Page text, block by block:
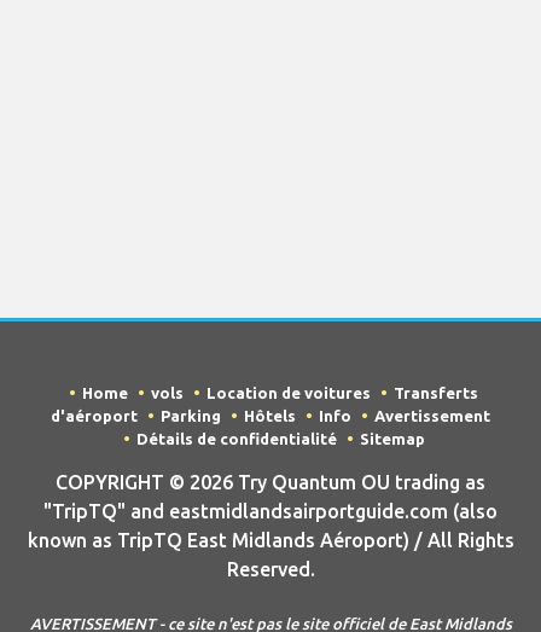
Home vols Location de voitures
Transferts
d'aéroport
Parking Hôtels Info
Avertissement
Détails de confidentialité
Sitemap
COPYRIGHT © 2026 Try Quantum OU trading as
"TripTQ" and eastmidlandsairportguide.com (also
known as TripTQ East Midlands Aéroport) / All Rights
Reserved.
AVERTISSEMENT - ce site n'est pas le site officiel de East Midlands